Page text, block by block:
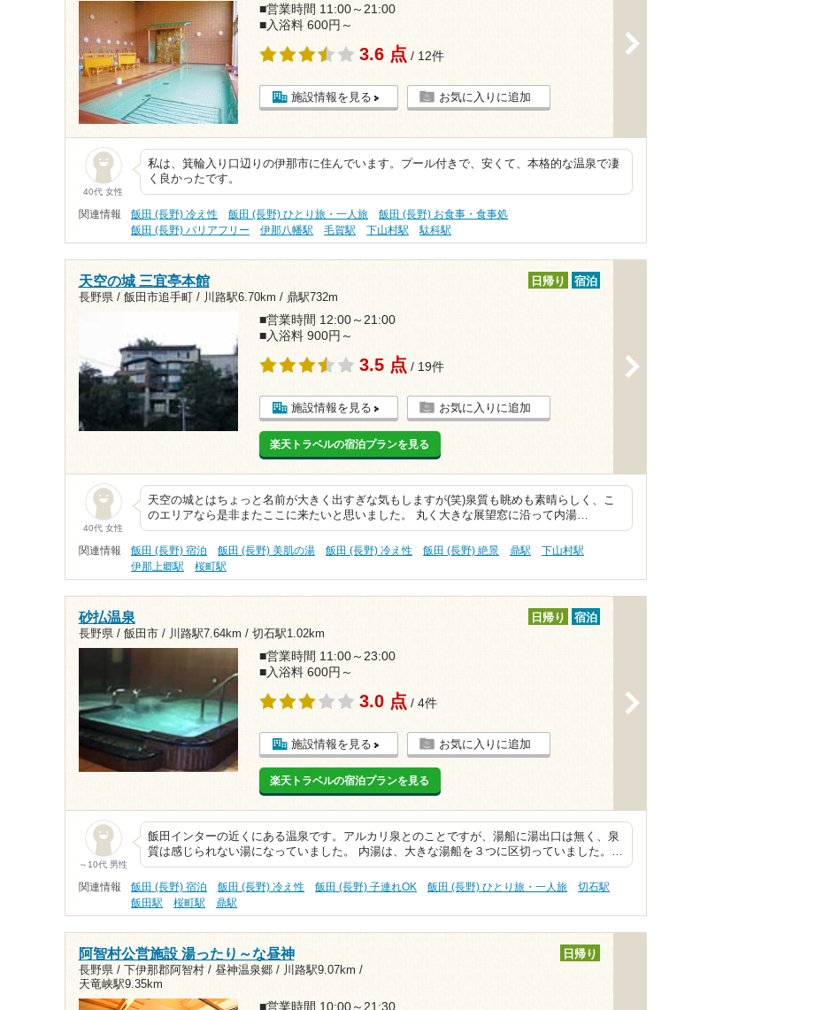
■営業時間 11:00～21:00
■入浴料 600円～
3.6 点 / 12件
施設情報を見る お気に入りに追加
40代 女性
私は、箕輪入り口辺りの伊那市に住んでいます。プール付きで、安くて、本格的な温泉で凄
く良かったです。
関連情報 飯田 (長野) 冷え性 飯田 (長野) ひとり旅・一人旅
飯田 (長野) お食事・食事処
飯田 (長野) バリアフリー
伊那八幡駅 毛賀駅 下山村駅 駄科駅
天空の城 三宜亭本館
長野県 / 飯田市追手町 / 川路駅6.70km / 鼎駅732m
日帰り 宿泊
■営業時間 12:00～21:00
■入浴料 900円～
3.5 点 / 19件
施設情報を見る お気に入りに追加
楽天トラベルの宿泊プランを見る
40代 女性
天空の城とはちょっと名前が大きく出すぎな気もしますが(笑)泉質も眺めも素晴らしく、こ
のエリアなら是非またここに来たいと思いました。 丸く大きな展望窓に沿って内湯…
関連情報 飯田 (長野) 宿泊 飯田 (長野) 美肌の湯 飯田 (長野) 冷え性 飯田 (長野) 絶景 鼎駅
下山村駅
伊那上郷駅
桜町駅
砂払温泉
長野県 / 飯田市 / 川路駅7.64km / 切石駅1.02km
日帰り 宿泊
■営業時間 11:00～23:00
■入浴料 600円～
3.0 点 / 4件
施設情報を見る お気に入りに追加
楽天トラベルの宿泊プランを見る
～10代 男性
飯田インターの近くにある温泉です。アルカリ泉とのことですが、湯船に湯出口は無く、泉
質は感じられない湯になっていました。 内湯は、大きな湯船を３つに区切っていました。…
関連情報 飯田 (長野) 宿泊 飯田 (長野) 冷え性 飯田 (長野) 子連れOK 飯田 (長野) ひとり旅・一人旅
切石駅
飯田駅
桜町駅 鼎駅
阿智村公営施設 湯ったり～な昼神
長野県 / 下伊那郡阿智村 / 昼神温泉郷 / 川路駅9.07km /
天竜峡駅9.35km
日帰り
■営業時間 10:00～21:30